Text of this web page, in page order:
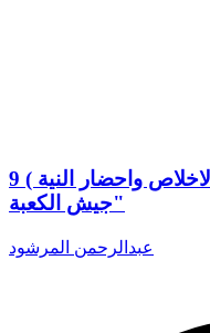
9 ( باب الاخلاص واحضار النية ) شرح حديث عائشة "يغزو
جيش الكعبة"
عبدالرحمن المرشود